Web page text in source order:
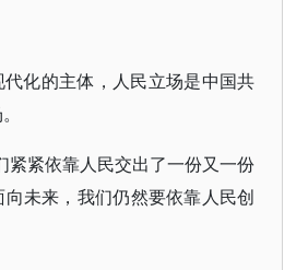
代化的主体，人民立场是中国共
紧紧依靠人民交出了一份又一份
未来，我们仍然要依靠人民创